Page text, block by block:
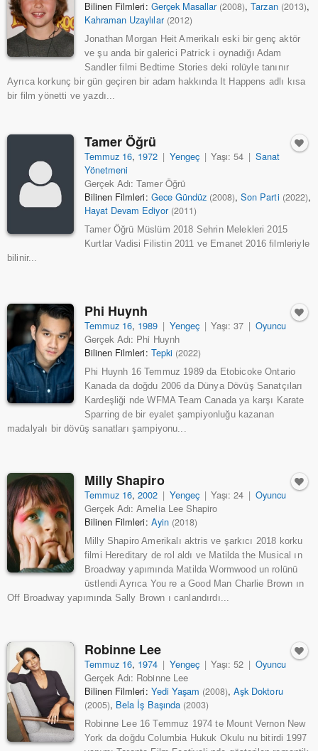
Bilinen Filmleri: Gerçek Masallar (2008),Tarzan (2013),
Kahraman Uzaylılar (2012)
Jonathan Morgan Heit Amerikalı eski bir genç aktör
ve şu anda bir galerici Patrick i oynadığı Adam
Sandler filmi Bedtime Stories deki rolüyle tanınır
Ayrıca korkunç bir gün geçiren bir adam hakkında It Happens adlı kısa
bir film yönetti ve yazdı...
Tamer Öğrü
Temmuz 16, 1972 | Yengeç | Yaşı: 54 | Sanat
Yönetmeni
Gerçek Adı: Tamer Öğrü
Bilinen Filmleri: Gece Gündüz (2008),Son Parti (2022),
Hayat Devam Ediyor (2011)
Tamer Öğrü Müslüm 2018 Sehrin Melekleri 2015
Kurtlar Vadisi Filistin 2011 ve Emanet 2016 filmleriyle
bilinir...
Phi Huynh
Temmuz 16, 1989 | Yengeç | Yaşı: 37 | Oyuncu
Gerçek Adı: Phi Huynh
Bilinen Filmleri: Tepki (2022)
Phi Huynh 16 Temmuz 1989 da Etobicoke Ontario
Kanada da doğdu 2006 da Dünya Dövüş Sanatçıları
Kardeşliği nde WFMA Team Canada ya karşı Karate
Sparring de bir eyalet şampiyonluğu kazanan
madalyalı bir dövüş sanatları şampiyonu...
Milly Shapiro
Temmuz 16,2002 | Yengeç | Yaşı: 24 | Oyuncu
Gerçek Adı: Amelia Lee Shapiro
Bilinen Filmleri: Ayin (2018)
Milly Shapiro Amerikalı aktris ve şarkıcı 2018 korku
filmi Hereditary de rol aldı ve Matilda the Musical ın
Broadway yapımında Matilda Wormwood un rolünü
üstlendi Ayrıca You re a Good Man Charlie Brown ın
Off Broadway yapımında Sally Brown ı canlandırdı...
Robinne Lee
Temmuz 16, 1974 | Yengeç | Yaşı: 52 | Oyuncu
Gerçek Adı: Robinne Lee
Bilinen Filmleri: Yedi Yaşam (2008),Aşk Doktoru
(2005), Bela İş Başında (2003)
Robinne Lee 16 Temmuz 1974 te Mount Vernon New
York da doğdu Columbia Hukuk Okulu nu bitirdi 1997